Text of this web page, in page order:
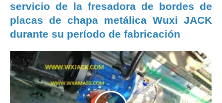
servicio de la fresadora de bordes de
placas de chapa metálica Wuxi JACK
durante su período de fabricación